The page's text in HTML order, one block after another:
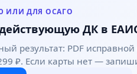
ИЛИ ДЛЯ ОСАГО
ДК в
результат: PDF
₽. Если карты нет —